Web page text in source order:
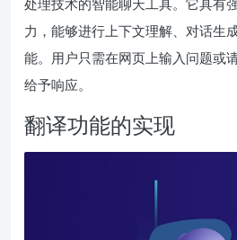
处理技术的智能聊天工具。它具有
力，能够进行上下文理解、对话生
能。用户只需在网页上输入问题或
给予响应。
翻译功能的实现